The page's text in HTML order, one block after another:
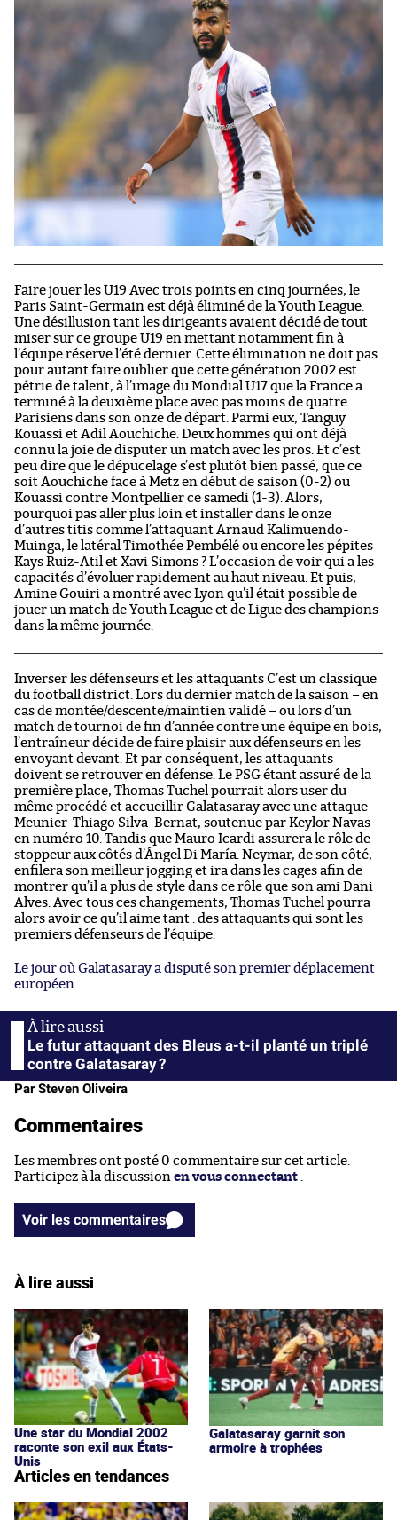
Faire jouer les U19 Avec trois points en cinq journées, le
Paris Saint-Germain est déjà éliminé de la Youth League.
Une désillusion tant les dirigeants avaient décidé de tout
miser sur ce groupe U19 en mettant notamment fin à
l’équipe réserve l’été dernier. Cette élimination ne doit pas
pour autant faire oublier que cette génération 2002 est
pétrie de talent, à l’image du Mondial U17 que la France a
terminé à la deuxième place avec pas moins de quatre
Parisiens dans son onze de départ. Parmi eux, Tanguy
Kouassi et Adil Aouchiche. Deux hommes qui ont déjà
connu la joie de disputer un match avec les pros. Et c’est
peu dire que le dépucelage s’est plutôt bien passé, que ce
soit Aouchiche face à Metz en début de saison (0-2) ou
Kouassi contre Montpellier ce samedi (1-3). Alors,
pourquoi pas aller plus loin et installer dans le onze
d’autres titis comme l’attaquant Arnaud Kalimuendo-
Muinga, le latéral Timothée Pembélé ou encore les pépites
Kays Ruiz-Atil et Xavi Simons ? L’occasion de voir qui a les
capacités d’évoluer rapidement au haut niveau. Et puis,
Amine Gouiri a montré avec Lyon qu’il était possible de
jouer un match de Youth League et de Ligue des champions
dans la même journée.
Inverser les défenseurs et les attaquants C’est un classique
du football district. Lors du dernier match de la saison – en
cas de montée/descente/maintien validé – ou lors d’un
match de tournoi de fin d’année contre une équipe en bois,
l’entraîneur décide de faire plaisir aux défenseurs en les
envoyant devant. Et par conséquent, les attaquants
doivent se retrouver en défense. Le PSG étant assuré de la
première place, Thomas Tuchel pourrait alors user du
même procédé et accueillir Galatasaray avec une attaque
Meunier-Thiago Silva-Bernat, soutenue par Keylor Navas
en numéro 10. Tandis que Mauro Icardi assurera le rôle de
stoppeur aux côtés d’Ángel Di María. Neymar, de son côté,
enfilera son meilleur jogging et ira dans les cages afin de
montrer qu’il a plus de style dans ce rôle que son ami Dani
Alves. Avec tous ces changements, Thomas Tuchel pourra
alors avoir ce qu’il aime tant : des attaquants qui sont les
premiers défenseurs de l’équipe.
Le jour où Galatasaray a disputé son premier déplacement
européen
Le futur attaquant des Bleus a-t-il planté un triplé
contre Galatasaray ?
Par Steven Oliveira
Commentaires
Les membres ont posté 0 commentaire sur cet article.
Participez à la discussion en vous connectant
Voir les commentaires
À lire aussi
Une star du Mondial 2002
raconte son exil aux États-
Unis
Galatasaray garnit son
armoire à trophées
Articles en tendances